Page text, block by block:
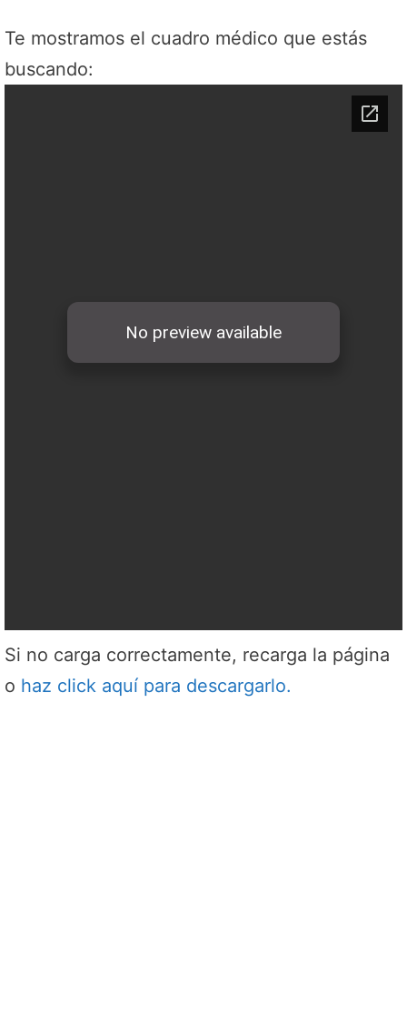
Te mostramos el cuadro médico que estás
buscando:
Si no carga correctamente, recarga la página
o haz click aquí para descargarlo.